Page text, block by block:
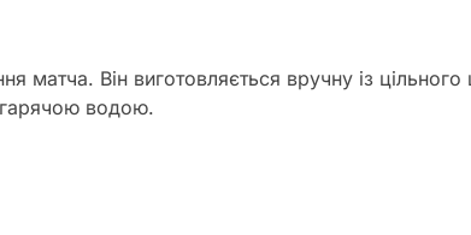
матча. Він виготовляється вручну із
водою.